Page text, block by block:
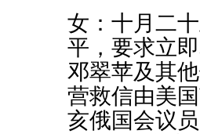
女：十月二
平，要求立
邓翠苹及其
营救信由美
亥俄国会议